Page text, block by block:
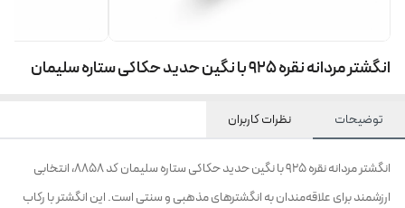
انگشتر مردانه نقره 925 با نگین حدید حکاکی ستاره سلیمان
توضیحات نظرات کاربران
انگشتر مردانه نقره 925 با نگین حدید حکاکی ستاره سلیمان کد 8858، انتخابی
ارزشمند برای علاقه‌مندان به انگشترهای مذهبی و سنتی است. این انگشتر با رکاب